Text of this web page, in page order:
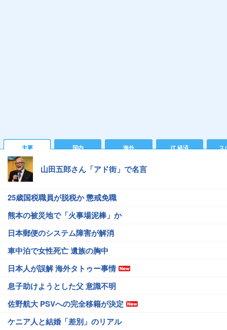
主要 国内 海外 IT 経済 ス
山田五郎さん「アド街」で名言
25歳国税職員が脱税か 懲戒免職
熊本の被災地で「火事場泥棒」か
日本郵便のシステム障害が解消
車中泊で女性死亡 遺族の胸中
日本人が誤解 海外タトゥー事情
息子助けようとした父 意識不明
佐野航大 PSVへの完全移籍が決定
ケニア人と結婚「差別」のリアル